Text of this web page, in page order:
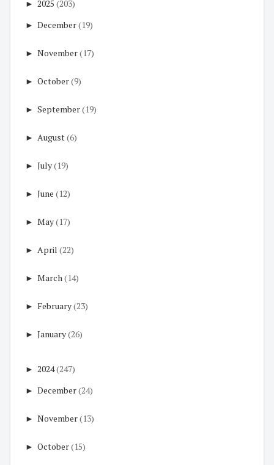
► 2025 (203)
► December(19)
► November(17)
► October(9)
► September(19)
► August(6)
► July(19)
► June (12)
► May(17)
► April (22)
► March(14)
► February(23)
► January(26)
► 2024(247)
► December(24)
► November(13)
► October(15)